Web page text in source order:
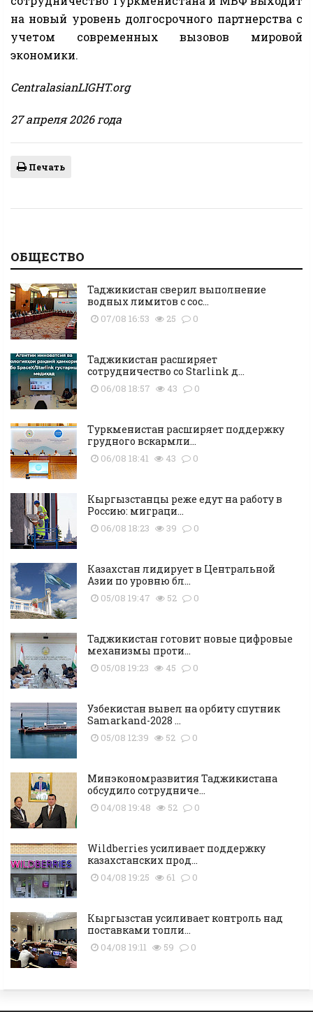
на новый уровень долгосрочного партнерства с
учетом современных вызовов мировой
экономики.
CentralasianLIGHT.org
27 апреля 2026 года
Печать
ОБЩЕСТВО
Таджикистан сверил выполнение
водных лимитов с сос...
07/08 16:53 25 0
Таджикистан расширяет
сотрудничество со Starlink д...
06/08 18:57 43 0
Туркменистан расширяет поддержку
грудного вскармли...
06/08 18:41 43 0
Кыргызстанцы реже едут на работу в
Россию: миграци...
06/08 18:23 39 0
Казахстан лидирует в Центральной
Азии по уровню бл...
05/08 19:47 52 0
Таджикистан готовит новые цифровые
механизмы проти...
05/08 19:23 45 0
Узбекистан вывел на орбиту спутник
Samarkand-2028 ...
05/08 12:39 52 0
Минэкономразвития Таджикистана
обсудило сотрудниче...
04/08 19:48 52 0
Wildberries усиливает поддержку
казахстанских прод...
04/08 19:25 61 0
Кыргызстан усиливает контроль над
поставками топли...
04/08 19:11 59 0